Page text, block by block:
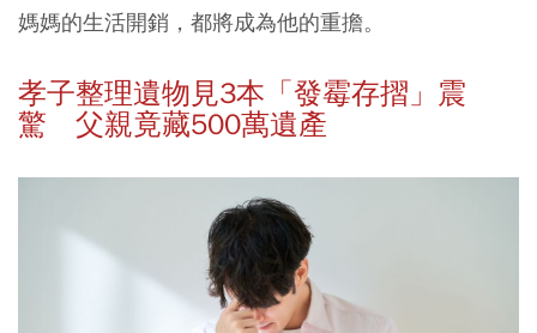
媽媽的生活開銷，都將成為他的重擔。
孝子整理遺物見3本「發霉存摺」震
驚 父親竟藏500萬遺產